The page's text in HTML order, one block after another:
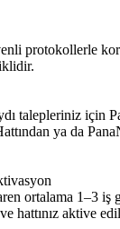
protokollerle
talepleriniz için
ya da
ortalama 1–3 iş
hattınız aktive